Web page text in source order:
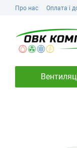
Перейти до
Про нас Оплата і